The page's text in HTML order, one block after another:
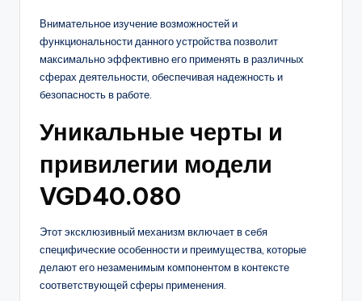
Внимательное изучение возможностей и
функциональности данного устройства позволит
максимально эффективно его применять в различных
сферах деятельности, обеспечивая надежность и
безопасность в работе.
Уникальные черты и
привилегии модели
VGD40.080
Этот эксклюзивный механизм включает в себя
специфические особенности и преимущества, которые
делают его незаменимым компонентом в контексте
соответствующей сферы применения.